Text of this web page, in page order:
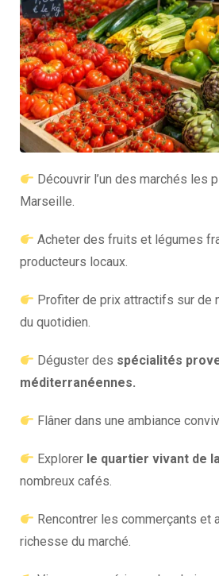
Découvrir l’un des marchés les
Marseille.
Acheter des fruits et légumes
producteurs locaux.
Profiter de prix attractifs sur de
du quotidien.
Déguster des spécialités
méditerranéennes.
Flâner dans une ambiance
Explorer le quartier vivant de
nombreux cafés.
Rencontrer les commerçants et
richesse du marché.